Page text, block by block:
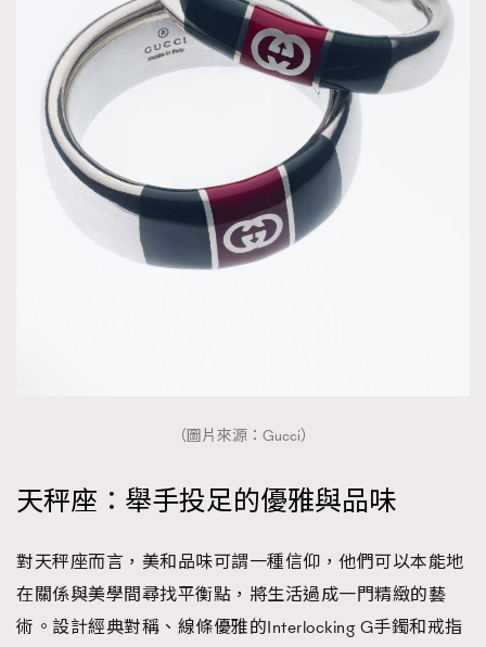
（圖片來源：Gucci）
天秤座：舉手投足的優雅與品味
對天秤座而言，美和品味可謂一種信仰，他們可以本能地
在關係與美學間尋找平衡點，將生活過成一門精緻的藝
術。設計經典對稱、線條優雅的Interlocking G手鐲和戒指